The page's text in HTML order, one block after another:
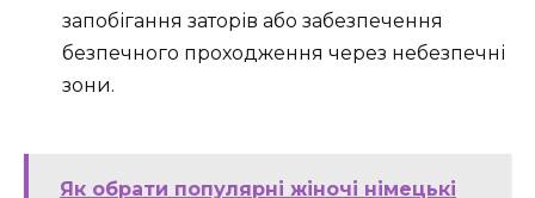
запобігання заторів або забезпечення
безпечного проходження через небезпечні
зони.
Як обрати популярні жіночі німецькі